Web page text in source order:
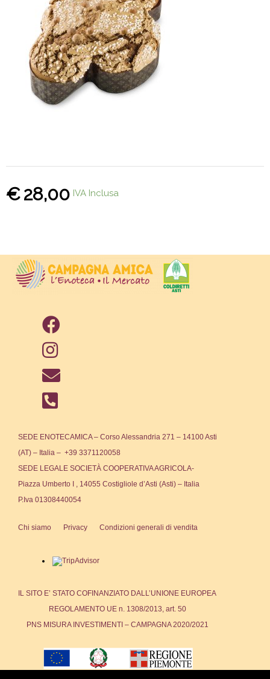
28,00
€ IVA Inclusa
SEDE ENOTECAMICA – Corso Alessandria 271 – 14100 Asti
(AT) – Italia – +39 3371120058
SEDE LEGALE SOCIETÀ COOPERATIVA AGRICOLA-
Piazza Umberto I , 14055 Costigliole d’Asti (Asti) – Italia
P.Iva 01308440054
Chi siamo Privacy Condizioni generali di vendita
IL SITO E’ STATO COFINANZIATO DALL’UNIONE EUROPEA
REGOLAMENTO UE n. 1308/2013, art. 50
PNS MISURA INVESTIMENTI – CAMPAGNA 2020/2021